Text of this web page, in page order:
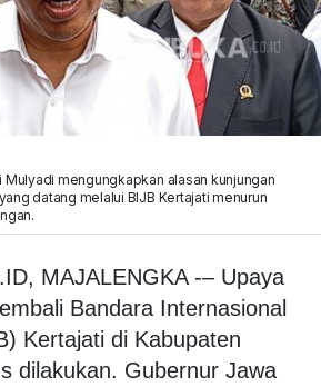
Mulyadi mengungkapkan alasan kunjungan
datang melalui BIJB Kertajati menurun
MAJALENGKA -– Upaya
Bandara Internasional
Kertajati di Kabupaten
dilakukan. Gubernur Jawa